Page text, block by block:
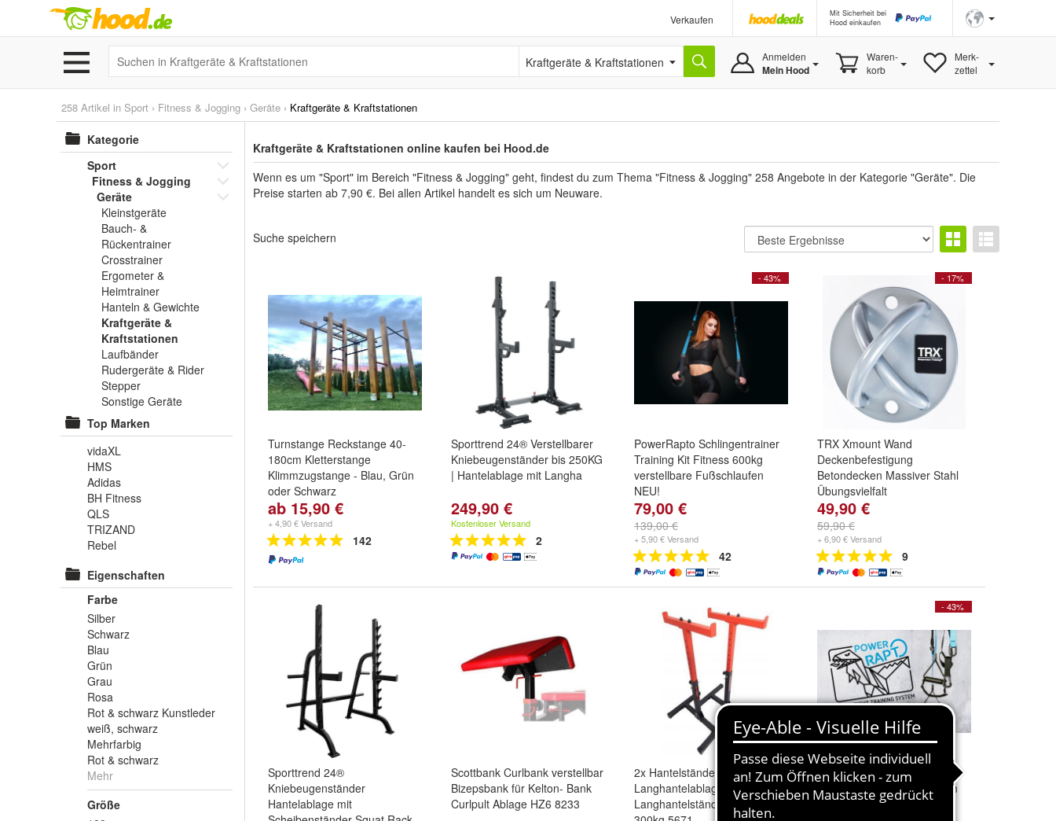
Verkaufen
Mit Sicherheit bei
Hood einkaufen
Kraftgeräte & Kraftstationen Anmelden
Mein Hood
Waren-
korb
Merk-
zettel
258 Artikel in Sport › Fitness & Jogging › Geräte › Kraftgeräte & Kraftstationen
Kategorie
Sport
Fitness & Jogging
Geräte
Kleinstgeräte
Bauch- &
Rückentrainer
Crosstrainer
Ergometer &
Heimtrainer
Hanteln & Gewichte
Kraftgeräte &
Kraftstationen
Laufbänder
Rudergeräte & Rider
Stepper
Sonstige Geräte
Top Marken
vidaXL
HMS
Adidas
BH Fitness
QLS
TRIZAND
Rebel
Eigenschaften
Farbe
Silber
Schwarz
Blau
Grün
Grau
Rosa
Rot & schwarz Kunstleder
weiß, schwarz
Mehrfarbig
Rot & schwarz
Mehr
Größe
Kraftgeräte & Kraftstationen online kaufen bei Hood.de
Wenn es um "Sport" im Bereich "Fitness & Jogging" geht, findest du zum Thema "Fitness & Jogging" 258 Angebote in der Kategorie "Geräte". Die
Preise starten ab 7,90 €. Bei allen Artikel handelt es sich um Neuware.
Suche speichern
Turnstange Reckstange 40-
180cm Kletterstange
Klimmzugstange - Blau, Grün
oder Schwarz
Farbe:Blau, Grün
Schwarz
ab 15,90 €
+ 4,90 € Versand
142
Sporttrend 24® Verstellbarer
Kniebeugenständer bis 250KG
| Hantelablage mit Langha
249,90 €
Kostenloser Versand
2
- 43%
PowerRapto Schlingentrainer
Training Kit Fitness 600kg
verstellbare Fußschlaufen
NEU!
79,00 €
139,00 €
+ 5,90 € Versand
42
- 17%
TRX Xmount Wand
Deckenbefestigung
Betondecken Massiver Stahl
Übungsvielfalt
49,90 €
59,90 €
+ 6,90 € Versand
9
Sporttrend 24®
Kniebeugenständer
Hantelablage mit
Scottbank Curlbank verstellbar
Bizepsbank für Kelton- Bank
Curlpult Ablage HZ6 8233
2x Hantelständer Hantelablage
Langhantelablage
Langhantelständer Genesis
- 43%
PowerRapto Schlingentrainer
Bodyweight Training System
verstellbare Fußschlaufen